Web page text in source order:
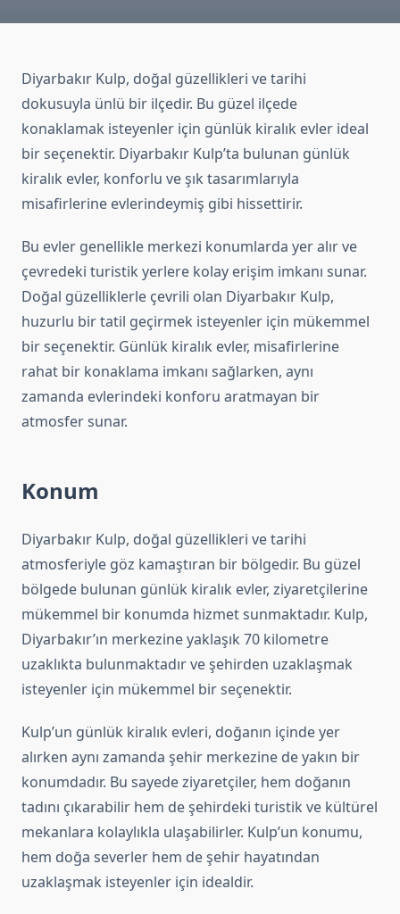
Diyarbakır Kulp, doğal güzellikleri ve tarihi
dokusuyla ünlü bir ilçedir. Bu güzel ilçede
konaklamak isteyenler için günlük kiralık evler ideal
bir seçenektir. Diyarbakır Kulp’ta bulunan günlük
kiralık evler, konforlu ve şık tasarımlarıyla
misafirlerine evlerindeymiş gibi hissettirir.
Bu evler genellikle merkezi konumlarda yer alır ve
çevredeki turistik yerlere kolay erişim imkanı sunar.
Doğal güzelliklerle çevrili olan Diyarbakır Kulp,
huzurlu bir tatil geçirmek isteyenler için mükemmel
bir seçenektir. Günlük kiralık evler, misafirlerine
rahat bir konaklama imkanı sağlarken, aynı
zamanda evlerindeki konforu aratmayan bir
atmosfer sunar.
Konum
Diyarbakır Kulp, doğal güzellikleri ve tarihi
atmosferiyle göz kamaştıran bir bölgedir. Bu güzel
bölgede bulunan günlük kiralık evler, ziyaretçilerine
mükemmel bir konumda hizmet sunmaktadır. Kulp,
Diyarbakır’ın merkezine yaklaşık 70 kilometre
uzaklıkta bulunmaktadır ve şehirden uzaklaşmak
isteyenler için mükemmel bir seçenektir.
Kulp’un günlük kiralık evleri, doğanın içinde yer
alırken aynı zamanda şehir merkezine de yakın bir
konumdadır. Bu sayede ziyaretçiler, hem doğanın
tadını çıkarabilir hem de şehirdeki turistik ve kültürel
mekanlara kolaylıkla ulaşabilirler. Kulp’un konumu,
hem doğa severler hem de şehir hayatından
uzaklaşmak isteyenler için idealdir.